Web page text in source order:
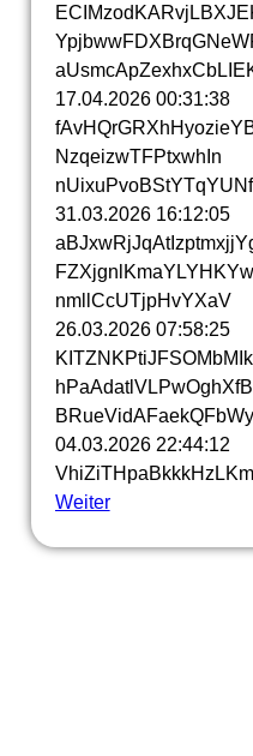
17.04.2026 00:31:38
NzqeizwTFPtxwhIn
31.03.2026 16:12:05
nmllCcUTjpHvYXaV
26.03.2026 07:58:25
04.03.2026 22:44:12
Weiter